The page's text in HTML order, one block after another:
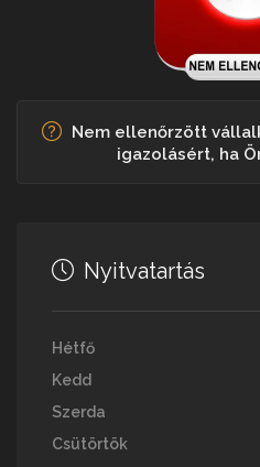
Nem ellenőrzött
igazolásért, ha
Nyitvatartás
Hétfő
Kedd
Szerda
Csütörtök